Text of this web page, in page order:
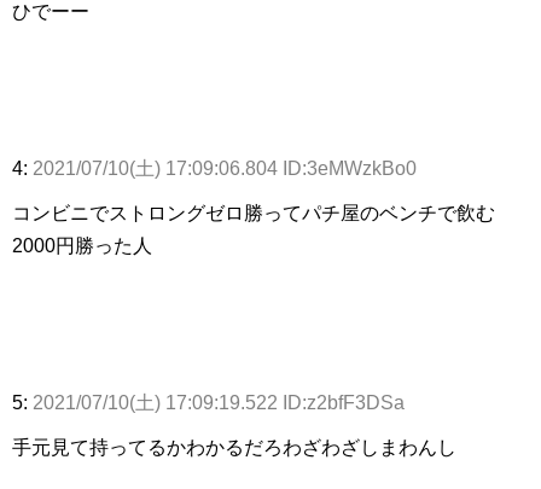
ひでーー
4: 2021/07/10(土) 17:09:06.804 ID:3eMWzkBo0
コンビニでストロングゼロ勝ってパチ屋のベンチで飲む
2000円勝った人
5: 2021/07/10(土) 17:09:19.522 ID:z2bfF3DSa
手元見て持ってるかわかるだろわざわざしまわんし